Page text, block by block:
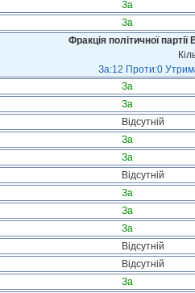
За
За
Фракція політичної
За:12 Проти:0
За
За
Відсутній
За
За
Відсутній
За
За
За
Відсутній
Відсутній
За